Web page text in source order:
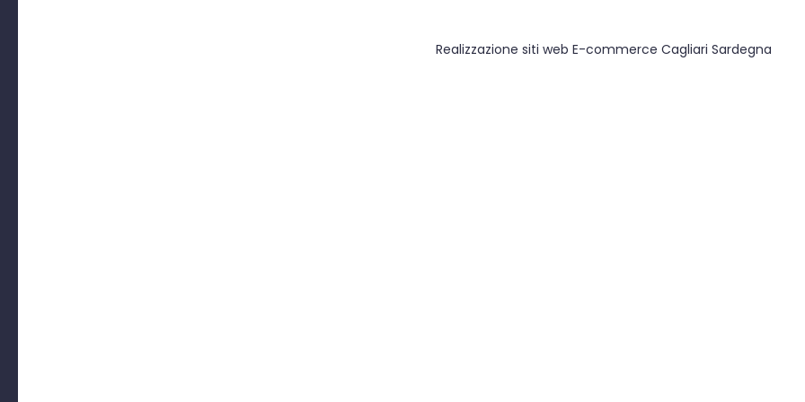
Realizzazione siti web E-commerce Cagliari Sardegna